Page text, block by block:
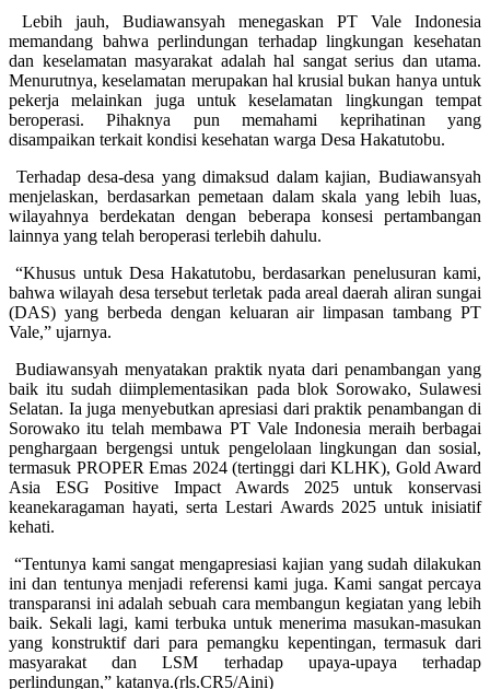
Lebih jauh, Budiawansyah menegaskan PT Vale Indonesia
memandang bahwa perlindungan terhadap lingkungan kesehatan
dan keselamatan masyarakat adalah hal sangat serius dan utama.
Menurutnya, keselamatan merupakan hal krusial bukan hanya untuk
pekerja melainkan juga untuk keselamatan lingkungan tempat
beroperasi. Pihaknya pun memahami keprihatinan yang
disampaikan terkait kondisi kesehatan warga Desa Hakatutobu.
Terhadap desa-desa yang dimaksud dalam kajian, Budiawansyah
menjelaskan, berdasarkan pemetaan dalam skala yang lebih luas,
wilayahnya berdekatan dengan beberapa konsesi pertambangan
lainnya yang telah beroperasi terlebih dahulu.
“Khusus untuk Desa Hakatutobu, berdasarkan penelusuran kami,
bahwa wilayah desa tersebut terletak pada areal daerah aliran sungai
(DAS) yang berbeda dengan keluaran air limpasan tambang PT
Vale,” ujarnya.
Budiawansyah menyatakan praktik nyata dari penambangan yang
baik itu sudah diimplementasikan pada blok Sorowako, Sulawesi
Selatan. Ia juga menyebutkan apresiasi dari praktik penambangan di
Sorowako itu telah membawa PT Vale Indonesia meraih berbagai
penghargaan bergengsi untuk pengelolaan lingkungan dan sosial,
termasuk PROPER Emas 2024 (tertinggi dari KLHK), Gold Award
Asia ESG Positive Impact Awards 2025 untuk konservasi
keanekaragaman hayati, serta Lestari Awards 2025 untuk inisiatif
kehati.
“Tentunya kami sangat mengapresiasi kajian yang sudah dilakukan
ini dan tentunya menjadi referensi kami juga. Kami sangat percaya
transparansi ini adalah sebuah cara membangun kegiatan yang lebih
baik. Sekali lagi, kami terbuka untuk menerima masukan-masukan
yang konstruktif dari para pemangku kepentingan, termasuk dari
masyarakat dan LSM terhadap upaya-upaya terhadap
perlindungan,” katanya.(rls.CR5/Aini)